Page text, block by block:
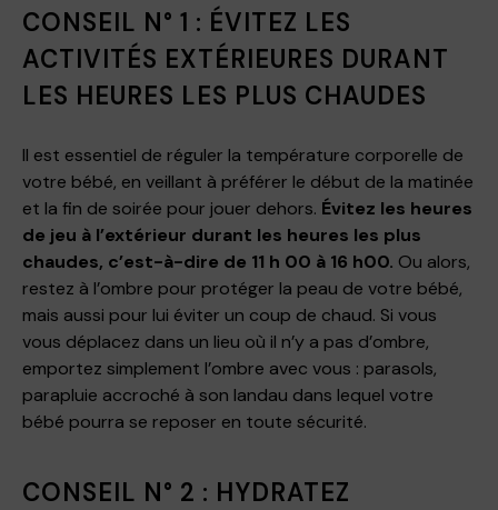
CONSEIL N° 1 : ÉVITEZ LES
ACTIVITÉS EXTÉRIEURES DURANT
LES HEURES LES PLUS CHAUDES
Il est essentiel de réguler la température corporelle de
votre bébé, en veillant à préférer le début de la matinée
et la fin de soirée pour jouer dehors. Évitez les heures
de jeu à l’extérieur durant les heures les plus
chaudes, c’est-à-dire de 11 h 00 à 16 h00. Ou alors,
restez à l’ombre pour protéger la peau de votre bébé,
mais aussi pour lui éviter un coup de chaud. Si vous
vous déplacez dans un lieu où il n’y a pas d’ombre,
emportez simplement l’ombre avec vous : parasols,
parapluie accroché à son landau dans lequel votre
bébé pourra se reposer en toute sécurité.
CONSEIL N° 2 : HYDRATEZ